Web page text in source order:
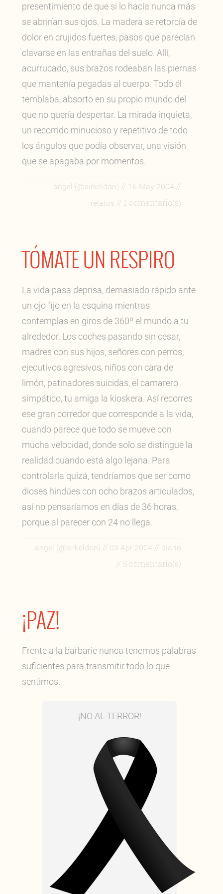
presentimiento de que si lo hacía nunca más
se abrirían sus ojos. La madera se retorcía de
dolor en crujidos fuertes, pasos que parecían
clavarse en las entrañas del suelo. Allí,
acurrucado, sus brazos rodeaban las piernas
que mantenía pegadas al cuerpo. Todo él
temblaba, absorto en su propio mundo del
que no quería despertar. La mirada inquieta,
un recorrido minucioso y repetitivo de todo
los ángulos que podía observar, una visión
que se apagaba por momentos.
angel (@sirkeldon) // 16 May 2004 //
relatos // 1 comentario(s)
TÓMATE UN RESPIRO
La vida pasa deprisa, demasiado rápido ante
un ojo fijo en la esquina mientras
contemplas en giros de 360º el mundo a tu
alrededor. Los coches pasando sin cesar,
madres con sus hijos, señores con perros,
ejecutivos agresivos, niños con cara de
limón, patinadores suicidas, el camarero
simpático, tu amiga la kioskera. Así recorres
ese gran corredor que corresponde a la vida,
cuando parece que todo se mueve con
mucha velocidad, donde solo se distingue la
realidad cuando está algo lejana. Para
controlarla quizá, tendríamos que ser como
dioses hindúes con ocho brazos articulados,
así no pensaríamos en días de 36 horas,
porque al parecer con 24 no llega.
angel (@sirkeldon) // 03 Apr 2004 // diario
// 5 comentario(s)
¡PAZ!
Frente a la barbarie nunca tenemos palabras
suficientes para transmitir todo lo que
sentimos.
¡NO AL TERROR!